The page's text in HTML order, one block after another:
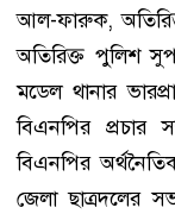
আল-ফারুক,
অতিরিক্ত পুলিশ
মডেল থানার
বিএনপির
বিএনপির
জেলা ছাত্রদলের